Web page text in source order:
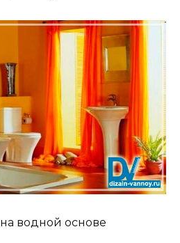
водной основе